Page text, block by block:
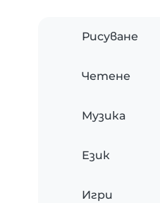
Рисуване
Четене
Музика
Език
Игри